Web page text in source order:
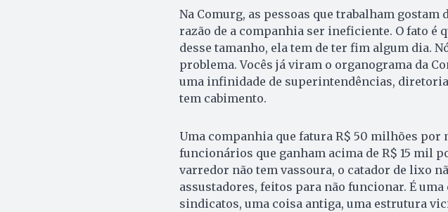
Na Comurg, as pessoas que trabalham gostam
razão de a companhia ser ineficiente. O fato é
desse tamanho, ela tem de ter fim algum dia.
problema. Vocês já viram o organograma da
uma infinidade de superintendências,
tem cabimento.
Uma companhia que fatura R$ 50 milhões por
funcionários que ganham acima de R$ 15 mil
varredor não tem vassoura, o catador de lixo
assustadores, feitos para não funcionar. É
sindicatos, uma coisa antiga, uma estrutura